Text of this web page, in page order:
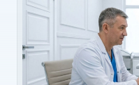
Всі послуги